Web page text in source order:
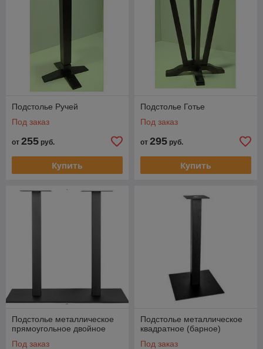
Подстолье Ручей
Под заказ
от 255 руб.
Купить
Подстолье Готье
Под заказ
от 295 руб.
Купить
Подстолье металлическое
прямоугольное двойное
Под заказ
Подстолье металлическое
квадратное (барное)
Под заказ